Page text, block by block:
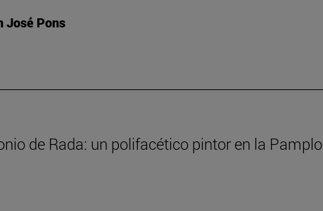
José Pons
de Rada: un polifacético pintor en la